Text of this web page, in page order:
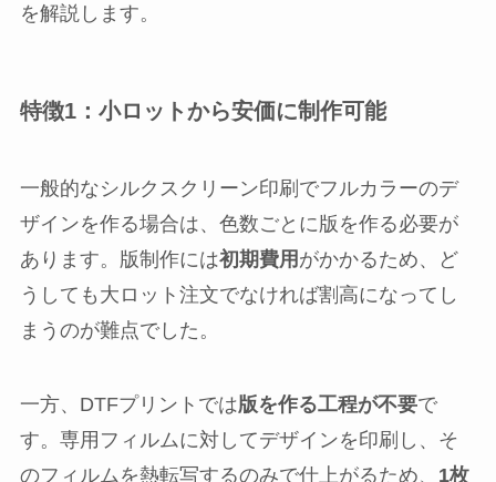
を解説します。
特徴1：小ロットから安価に制作可能
一般的なシルクスクリーン印刷でフルカラーのデ
ザインを作る場合は、色数ごとに版を作る必要が
あります。版制作には初期費用 がかかるため、ど
うしても大ロット注文でなければ割高になってし
まうのが難点でした。
一方、DTFプリントでは版を作る工程が不要で
す。専用フィルムに対してデザインを印刷し、そ
のフィルムを熱転写するのみで仕上がるため、 1枚